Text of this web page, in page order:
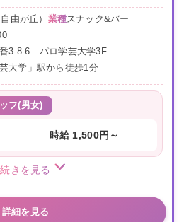
由が丘） 業種スナック&バー
3-8-6 パロ学芸大学3F
大学」駅から徒歩1分
フ(男女)
時給 1,500円～
続きを見る
詳細を見る